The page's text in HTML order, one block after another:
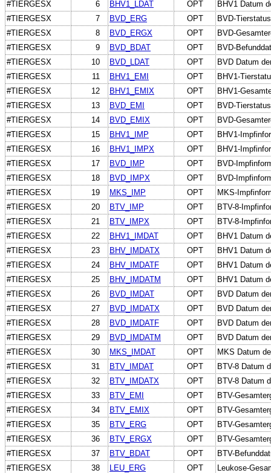
#TIERGESX
6 BHV1_LDAT OPT
BHV1 Datum
#TIERGESX
7 BVD_ERG OPT
BVD-
#TIERGESX
8 BVD_ERGX OPT
BVD-
#TIERGESX
9 BVD_BDAT OPT
BVD-
#TIERGESX
10 BVD_LDAT OPT
BVD Datum
#TIERGESX
11 BHV1_EMI OPT
BHV1-
#TIERGESX
12 BHV1_EMIX OPT
BHV1-
#TIERGESX
13 BVD_EMI OPT
BVD-
#TIERGESX
14 BVD_EMIX OPT
BVD-
#TIERGESX
15 BHV1_IMP OPT
BHV1-
#TIERGESX
16 BHV1_IMPX OPT
BHV1-
#TIERGESX
17 BVD_IMP OPT
BVD-
#TIERGESX
18 BVD_IMPX OPT
BVD-
#TIERGESX
19 MKS_IMP OPT
MKS-
#TIERGESX
20 BTV_IMP OPT
BTV-8-
#TIERGESX
21 BTV_IMPX OPT
BTV-8-
#TIERGESX
22 BHV1_IMDAT OPT
BHV1 Datum
#TIERGESX
23 BHV_IMDATX OPT
BHV1 Datum
#TIERGESX
24 BHV_IMDATF OPT
BHV1 Datum
#TIERGESX
25 BHV_IMDATM OPT
BHV1 Datum
#TIERGESX
26 BVD_IMDAT OPT
BVD Datum
#TIERGESX
27 BVD_IMDATX OPT
BVD Datum
#TIERGESX
28 BVD_IMDATF OPT
BVD Datum
#TIERGESX
29 BVD_IMDATM OPT
BVD Datum
#TIERGESX
30 MKS_IMDAT OPT
MKS Datum
#TIERGESX
31 BTV_IMDAT OPT
BTV-8 Datum
#TIERGESX
32 BTV_IMDATX OPT
BTV-8 Datum
#TIERGESX
33 BTV_EMI OPT
BTV-
#TIERGESX
34 BTV_EMIX OPT
BTV-
#TIERGESX
35 BTV_ERG OPT
BTV-
#TIERGESX
36 BTV_ERGX OPT
BTV-
#TIERGESX
37 BTV_BDAT OPT
BTV-
#TIERGESX
38 LEU_ERG OPT
Leukose-